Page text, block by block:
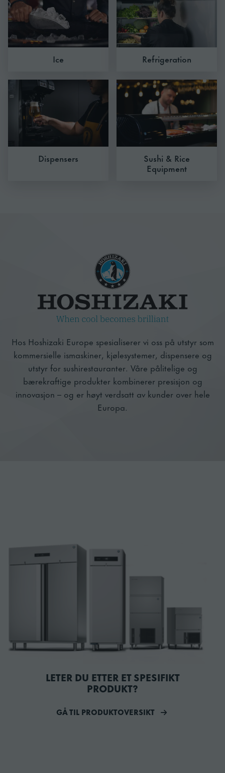
Ice Refrigeration
Dispensers Sushi & Rice
Equipment
Hos Hoshizaki Europe spesialiserer vi oss på utstyr som
kommersielle ismaskiner, kjølesystemer, dispensere og
utstyr for sushirestauranter. Våre pålitelige og
bærekraftige produkter kombinerer presisjon og
innovasjon – og er høyt verdsatt av kunder over hele
Europa.
LETER DU ETTER ET SPESIFIKT
PRODUKT?
GÅ TIL PRODUKTOVERSIKT